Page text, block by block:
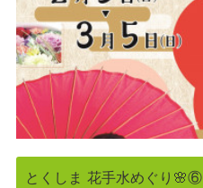
とくしま 花手水めぐり🌸⑥